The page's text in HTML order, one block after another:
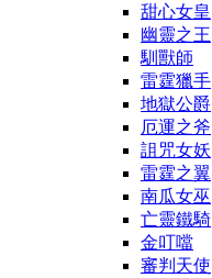
甜心女皇
幽靈之王
馴獸師
雷霆獵手
地獄公爵
厄運之斧
詛咒女妖
雷霆之翼
南瓜女巫
亡靈鐵騎
金叮噹
審判天使